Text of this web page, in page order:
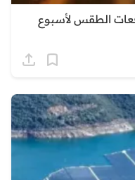
الطقس لأسبوع